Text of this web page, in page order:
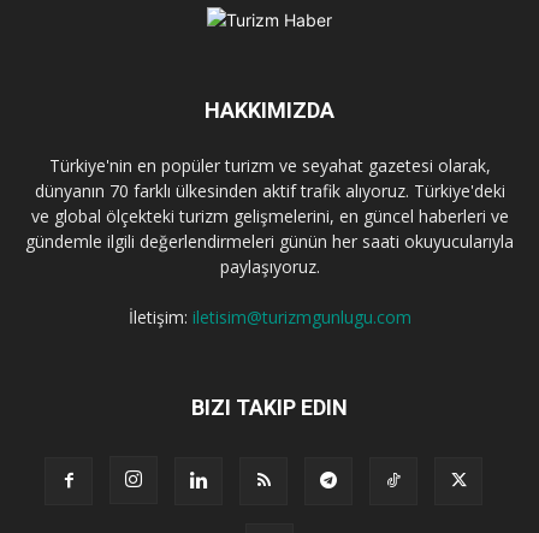
HAKKIMIZDA
Türkiye'nin en popüler turizm ve seyahat gazetesi olarak,
dünyanın 70 farklı ülkesinden aktif trafik alıyoruz. Türkiye'deki
ve global ölçekteki turizm gelişmelerini, en güncel haberleri ve
gündemle ilgili değerlendirmeleri günün her saati okuyucularıyla
paylaşıyoruz.
İletişim: iletisim@turizmgunlugu.com
BIZI TAKIP EDIN